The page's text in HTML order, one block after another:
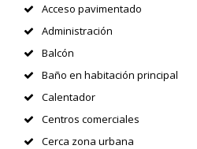
Acceso pavimentado
Administración
Balcón
Baño en habitación principal
Calentador
Centros comerciales
Cerca zona urbana